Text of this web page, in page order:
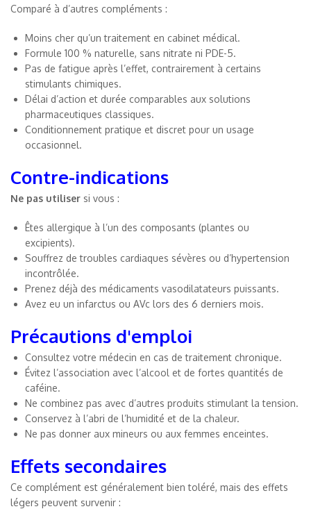
Comparé à d’autres compléments :
Moins cher qu’un traitement en cabinet médical.
Formule 100 % naturelle, sans nitrate ni PDE-5.
Pas de fatigue après l’effet, contrairement à certains
stimulants chimiques.
Délai d’action et durée comparables aux solutions
pharmaceutiques classiques.
Conditionnement pratique et discret pour un usage
occasionnel.
Contre-indications
Ne pas utiliser si vous :
Êtes allergique à l’un des composants (plantes ou
excipients).
Souffrez de troubles cardiaques sévères ou d’hypertension
incontrôlée.
Prenez déjà des médicaments vasodilatateurs puissants.
Avez eu un infarctus ou AVc lors des 6 derniers mois.
Précautions d'emploi
Consultez votre médecin en cas de traitement chronique.
Évitez l’association avec l’alcool et de fortes quantités de
caféine.
Ne combinez pas avec d’autres produits stimulant la tension.
Conservez à l’abri de l’humidité et de la chaleur.
Ne pas donner aux mineurs ou aux femmes enceintes.
Effets secondaires
Ce complément est généralement bien toléré, mais des effets
légers peuvent survenir :